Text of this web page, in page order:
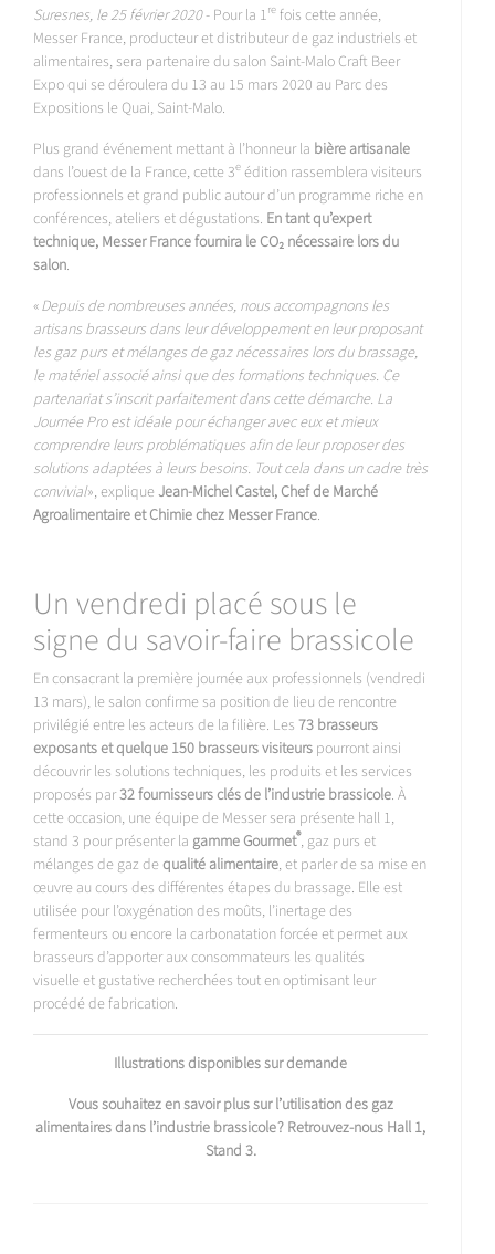
Suresnes, le 25 février 2020- Pour la 1re fois cette année,
Messer France, producteur et distributeur de gaz industriels et
alimentaires, sera partenaire du salon Saint-Malo Craft Beer
Expo qui se déroulera du 13 au 15 mars 2020 au Parc des
Expositions le Quai, Saint-Malo.
Plus grand événement mettant à l’honneur la bière artisanale
dans l’ouest de la France, cette 3e édition rassemblera visiteurs
professionnels et grand public autour d’un programme riche en
conférences, ateliers et dégustations. En tant qu’expert
technique, Messer France fournira le CO₂ nécessaire lors du
salon.
«Depuis de nombreuses années, nous accompagnons les
artisans brasseurs dans leur développement en leur proposant
les gaz purs et mélanges de gaz nécessaires lors du brassage,
le matériel associé ainsi que des formations techniques. Ce
partenariat s’inscrit parfaitement dans cette démarche. La
Journée Pro est idéale pour échanger avec eux et mieux
comprendre leurs problématiques afin de leur proposer des
solutions adaptées à leurs besoins. Tout cela dans un cadre très
convivial», explique Jean-Michel Castel, Chef de Marché
Agroalimentaire et Chimie chez Messer France.
Un vendredi placé sous le
signe du savoir-faire brassicole
En consacrant la première journée aux professionnels (vendredi
13 mars), le salon confirme sa position de lieu de rencontre
privilégié entre les acteurs de la filière. Les 73 brasseurs
exposants et quelque 150 brasseurs visiteurs pourront ainsi
découvrir les solutions techniques, les produits et les services
proposés par32 fournisseurs clés de l’industrie brassicole. À
cette occasion, une équipe de Messer sera présente hall 1,
stand 3 pour présenter la gamme Gourmet®, gaz purs et
mélanges de gaz de qualité alimentaire, et parler de sa mise en
œuvre au cours des différentes étapes du brassage. Elle est
utilisée pour l’oxygénation des moûts, l’inertage des
fermenteurs ou encore la carbonatation forcée et permet aux
brasseurs d’apporter aux consommateurs les qualités
visuelle et gustative recherchées tout en optimisant leur
procédé de fabrication.
Illustrations disponibles sur demande
Vous souhaitez en savoir plus sur l’utilisation des gaz
alimentaires dans l’industrie brassicole ? Retrouvez-nous Hall 1,
Stand 3.